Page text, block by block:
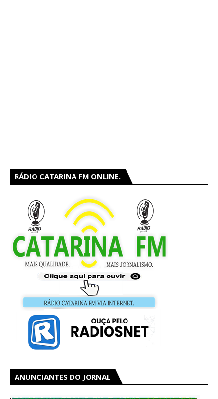
RÁDIO CATARINA FM ONLINE.
ANUNCIANTES DO JORNAL